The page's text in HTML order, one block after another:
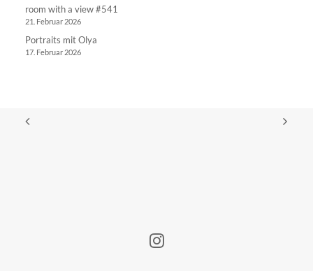
room with a view #541
21. Februar 2026
Portraits mit Olya
17. Februar 2026